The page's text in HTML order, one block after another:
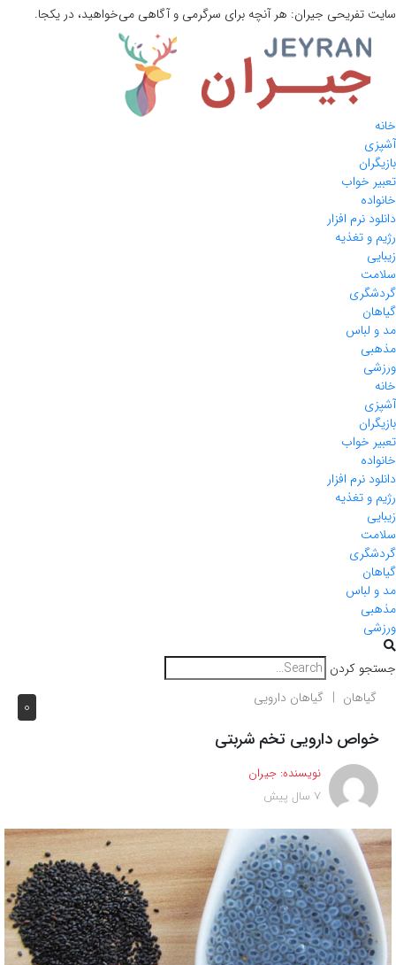
سایت تفریحی جیران: هر آنچه برای سرگرمی و آگاهی می‌خواهید، در یکجا.
خانه
آشپزی
بازیگران
تعبیر خواب
خانواده
دانلود نرم افزار
رژیم و تغذیه
زیبایی
سلامت
گردشگری
گیاهان
مد و لباس
مذهبی
ورزشی
خانه
آشپزی
بازیگران
تعبیر خواب
خانواده
دانلود نرم افزار
رژیم و تغذیه
زیبایی
سلامت
گردشگری
گیاهان
مد و لباس
مذهبی
ورزشی
جستجو کردن
0 گیاهان گیاهان دارویی
خواص دارویی تخم شربتی
نویسنده: جیران
7 سال پیش